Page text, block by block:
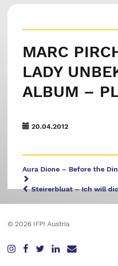
MARC
LADY
ALBUM –
20.04.2012
Aura Dione – Before the
Steirerbluat – Ich will
© 2026 IFPI Austria